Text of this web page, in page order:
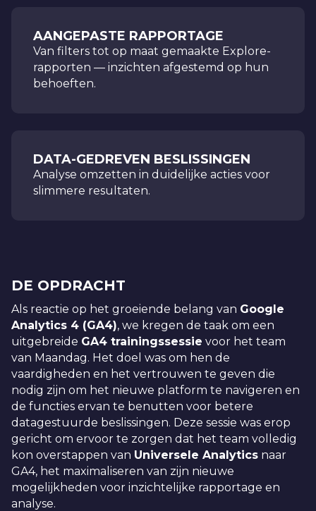
AANGEPASTE RAPPORTAGE
Van filters tot op maat gemaakte Explore-
rapporten — inzichten afgestemd op hun
behoeften.
DATA-GEDREVEN BESLISSINGEN
Analyse omzetten in duidelijke acties voor
slimmere resultaten.
DE OPDRACHT
Als reactie op het groeiende belang van Google
Analytics 4 (GA4), we kregen de taak om een
uitgebreide GA4 trainingssessie voor het team
van Maandag. Het doel was om hen de
vaardigheden en het vertrouwen te geven die
nodig zijn om het nieuwe platform te navigeren en
de functies ervan te benutten voor betere
datagestuurde beslissingen. Deze sessie was erop
gericht om ervoor te zorgen dat het team volledig
kon overstappen van Universele Analytics naar
GA4, het maximaliseren van zijn nieuwe
mogelijkheden voor inzichtelijke rapportage en
analyse.